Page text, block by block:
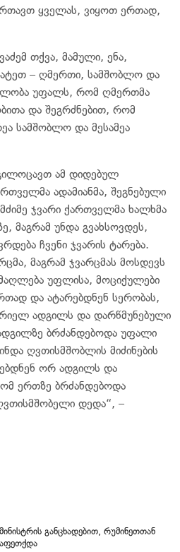
ყველას, ვიყოთ ერთად,
თქვა, მამული, ენა,
– ღმერთი, სამშობლო და
უფალს, რომ ღმერთმა
და შეგრძნებით, რომ
სამშობლო და მესამეა
ამ დიდებულ
ადამიანმა, შეგნებული
ჯვარი ქართველმა ხალხმა
მაგრამ უნდა გვახსოვდეს,
ჩვენი ჯვარის ტარება.
მაგრამ ჯვარცმას მოსდევს
უფლისა, მოციქულები
და ატარებდნენ სერობას,
ადგილს და დარწმუნებული
ბრძანდებოდა უფალი
ღვთისმშობლის მიძინების
ორ ადგილს და
ერთზე ბრძანდებოდა
დედა“, –
განცხადებით, რუმინეთთან